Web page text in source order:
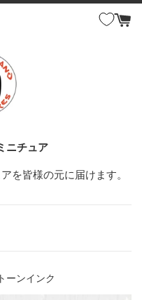
ニチュア
を皆様の元に届けます。
ーンインク